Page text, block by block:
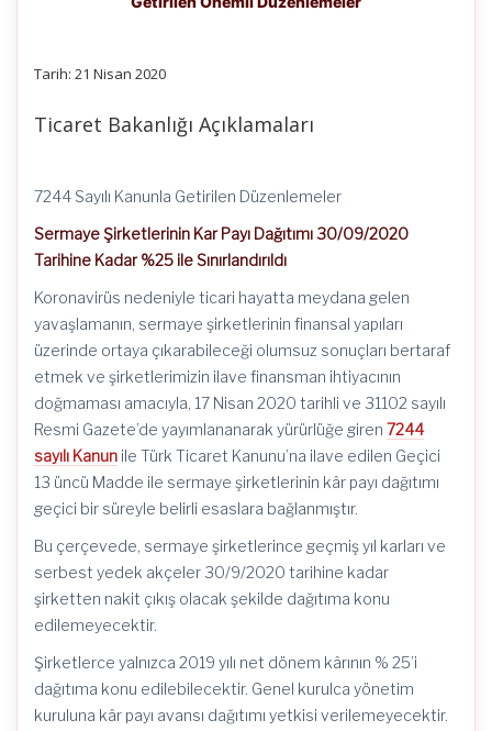
Tarih: 21 Nisan 2020
Ticaret Bakanlığı Açıklamaları
7244 Sayılı Kanunla Getirilen Düzenlemeler
Sermaye Şirketlerinin Kar Payı Dağıtımı 30/09/2020
Tarihine Kadar %25 ile Sınırlandırıldı
Koronavirüs nedeniyle ticari hayatta meydana gelen
yavaşlamanın, sermaye şirketlerinin finansal yapıları
üzerinde ortaya çıkarabileceği olumsuz sonuçları bertaraf
etmek ve şirketlerimizin ilave finansman ihtiyacının
doğmaması amacıyla, 17 Nisan 2020 tarihli ve 31102 sayılı
Resmi Gazete’de yayımlananarak yürürlüğe giren 7244
sayılı Kanun ile Türk Ticaret Kanunu’na ilave edilen Geçici
13 üncü Madde ile sermaye şirketlerinin kâr payı dağıtımı
geçici bir süreyle belirli esaslara bağlanmıştır.
Bu çerçevede, sermaye şirketlerince geçmiş yıl karları ve
serbest yedek akçeler 30/9/2020 tarihine kadar
şirketten nakit çıkış olacak şekilde dağıtıma konu
edilemeyecektir.
Şirketlerce yalnızca 2019 yılı net dönem kârının % 25’i
dağıtıma konu edilebilecektir. Genel kurulca yönetim
kuruluna kâr payı avansı dağıtımı yetkisi verilemeyecektir.